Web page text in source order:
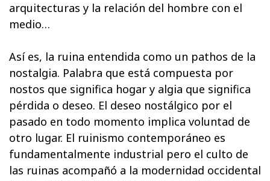
arquitecturas y la relación del hombre con el
medio…
Así es, la ruina entendida como un pathos de la
nostalgia. Palabra que está compuesta por
nostos que significa hogar y algia que significa
pérdida o deseo. El deseo nostálgico por el
pasado en todo momento implica voluntad de
otro lugar. El ruinismo contemporáneo es
fundamentalmente industrial pero el culto de
las ruinas acompañó a la modernidad occidental